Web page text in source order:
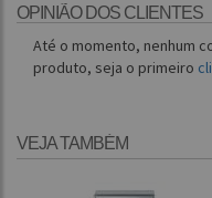
OPINIÃO DOS CLIENTES
Até o momento, nenhum
produto, seja o primeiro
VEJA TAMBÉM